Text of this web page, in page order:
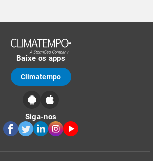
Baixe os apps
Climatempo
Siga-nos